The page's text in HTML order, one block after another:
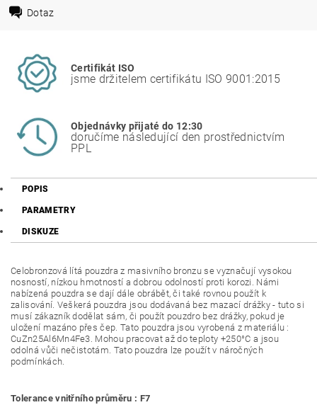
Dotaz
Certifikát ISO
jsme držitelem certifikátu ISO 9001:2015
Objednávky přijaté do 12:30
doručíme následující den prostřednictvím
PPL
POPIS
PARAMETRY
DISKUZE
Celobronzová lítá pouzdra z masivního bronzu se vyznačují vysokou
nosností, nízkou hmotností a dobrou odolností proti korozi. Námi
nabízená pouzdra se dají dále obrábět, či také rovnou použít k
zalisování. Veškerá pouzdra jsou dodávaná bez mazací drážky - tuto si
musí zákazník dodělat sám, či použít pouzdro bez drážky, pokud je
uložení mazáno přes čep. Tato pouzdra jsou vyrobená z materiálu :
CuZn25Al6Mn4Fe3. Mohou pracovat až do teploty +250°C a jsou
odolná vůči nečistotám. Tato pouzdra lze použít v náročných
podmínkách.
Tolerance vnitřního průměru : F7